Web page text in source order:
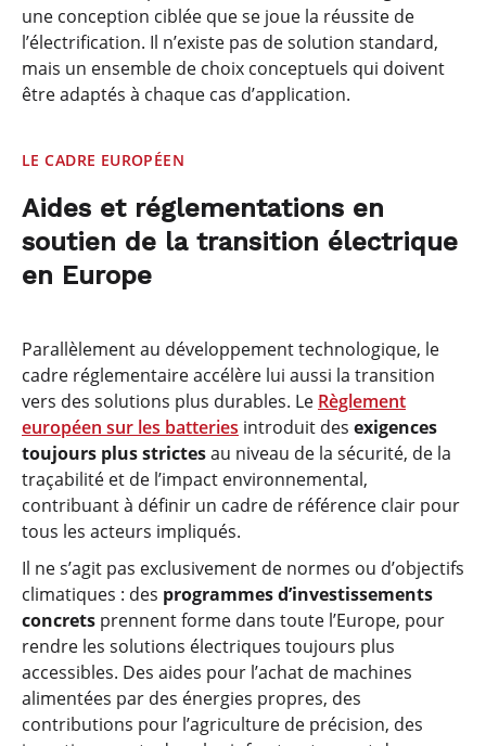
une conception ciblée que se joue la réussite de
l’électrification. Il n’existe pas de solution standard,
mais un ensemble de choix conceptuels qui doivent
être adaptés à chaque cas d’application.
LE CADRE EUROPÉEN
Aides et réglementations en
soutien de la transition électrique
en Europe
Parallèlement au développement technologique, le
cadre réglementaire accélère lui aussi la transition
vers des solutions plus durables. Le Règlement
européen sur les batteries introduit des exigences
toujours plus strictesau niveau de la sécurité, de la
traçabilité et de l’impact environnemental,
contribuant à définir un cadre de référence clair pour
tous les acteurs impliqués.
Il ne s’agit pas exclusivement de normes ou d’objectifs
climatiques : des programmes d’investissements
concrets prennent forme dans toute l’Europe, pour
rendre les solutions électriques toujours plus
accessibles. Des aides pour l’achat de machines
alimentées par des énergies propres, des
contributions pour l’agriculture de précision, des